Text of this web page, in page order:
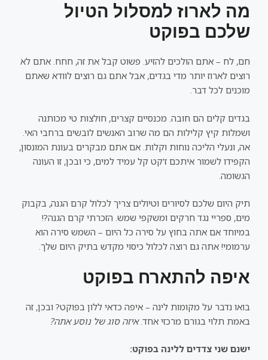
מה לארוז למסלול הטיול
שלכם בפוקט
חם, לח – אתם הולכים להזיע. פשוט קבל את זה, חחח. אתם לא
רוצים לארוז יותר מדי בגדים, אבל אתם גם רוצים לוודא שאתם
מוכנים לכל דבר.
בגדים קלים הם חובה. מכנסיים קצרים, חולצות טי מכותנה
ושמלות קיץ קלילות הם מה שרוב האנשים לובשים ברחבי האי.
אה, ונעלי הליכה נוחות וקלות. אם אתם מבקרים בעונת המונסון,
הקפידו לשמור איתכם ז'קט קל עמיד למים, כי ובכן, זו העונה
הגשומה.
תיק היום שלכם לסיורים וטיולים צריך לכלול קרם הגנה, בקבוק
מים, ספריי נגד חרקים ומשקפי שמש. הזכרתי קרם הגנה?!
במיוחד אם אתה בחוץ על סירה כל היום – השמש סירה הוא
ערמומי! אתה גם רוצה לכלול כיסוי מקדש בתיק היום שלך.
איפה להתארח בפוקט
בואו נדבר על מקומות לינה – איפה כדאי ללון בפוקט? ובכן, זה
באמת תלוי בגורם מרכזי אחד.איזה סוג של נוסע אתה?
ישנם שני צדדים ללינה בפוקט: